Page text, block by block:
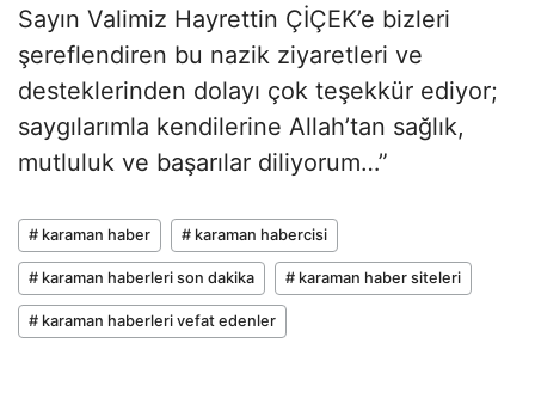
Sayın Valimiz Hayrettin ÇİÇEK’e bizleri
şereflendiren bu nazik ziyaretleri ve
desteklerinden dolayı çok teşekkür ediyor;
saygılarımla kendilerine Allah’tan sağlık,
mutluluk ve başarılar diliyorum…”
# karaman haber # karaman habercisi
# karaman haberleri son dakika # karaman haber siteleri
# karaman haberleri vefat edenler